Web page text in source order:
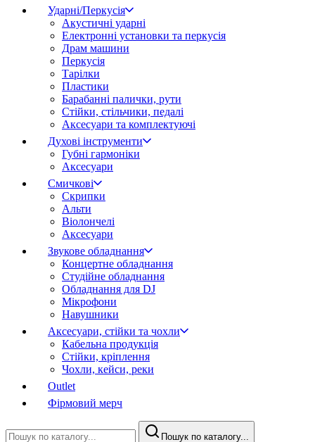
Ударні/Перкусія
Акустичні ударні
Електронні установки та перкусія
Драм машини
Перкусія
Тарілки
Пластики
Барабанні палички, рути
Стійки, стільчики, педалі
Аксесуари та комплектуючі
Духові інструменти
Губні гармоніки
Аксесуари
Смичкові
Скрипки
Альти
Віолончелі
Аксесуари
Звукове обладнання
Концертне обладнання
Студійне обладнання
Обладнання для DJ
Мікрофони
Навушники
Аксесуари, стійки та чохли
Кабельна продукція
Стійки, кріплення
Чохли, кейси, реки
Outlet
Фірмовий мерч
Пошук по каталогу...